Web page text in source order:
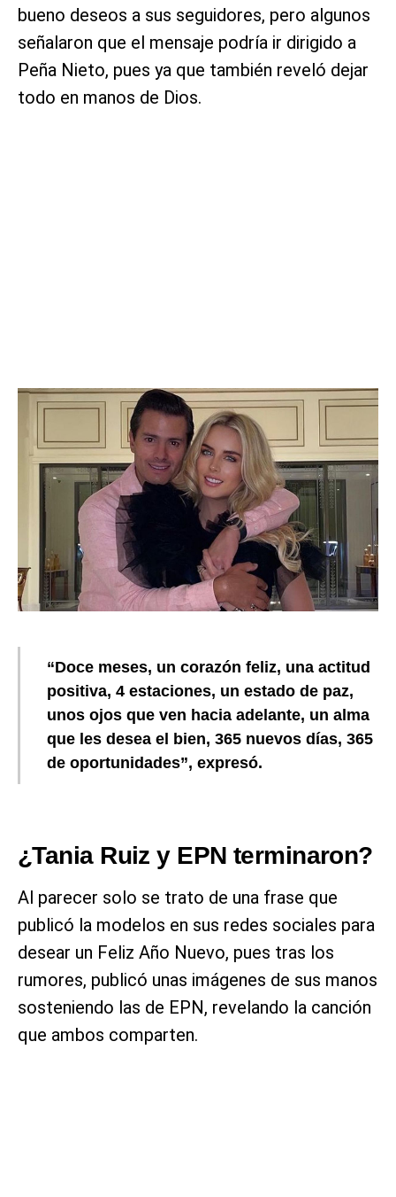
bueno deseos a sus seguidores, pero algunos
señalaron que el mensaje podría ir dirigido a
Peña Nieto, pues ya que también reveló dejar
todo en manos de Dios.
“Doce meses, un corazón feliz, una actitud
positiva, 4 estaciones, un estado de paz,
unos ojos que ven hacia adelante, un alma
que les desea el bien, 365 nuevos días, 365
de oportunidades”, expresó.
¿Tania Ruiz y EPN terminaron?
Al parecer solo se trato de una frase que
publicó la modelos en sus redes sociales para
desear un Feliz Año Nuevo, pues tras los
rumores, publicó unas imágenes de sus manos
sosteniendo las de EPN, revelando la canción
que ambos comparten.